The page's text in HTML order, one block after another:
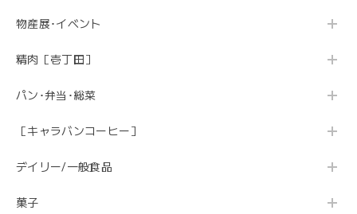
物産展･イベント
精肉［壱丁田］
パン･弁当･総菜
［キャラバンコーヒー］
デイリー/一般食品
菓子